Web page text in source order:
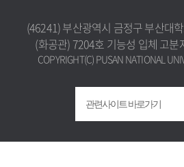
(46241) 부산광역시 금정구 부산대
(화공관) 7204호 기능성 입체 고
COPYRIGHT(C) PUSAN NATIONAL